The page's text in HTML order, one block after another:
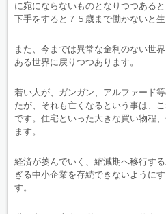
に宛にならないものとなりつつある
下手をすると７５歳まで働かないと
また、今までは異常な金利のない世
ある世界に戻りつつあります。
若い人が、ガンガン、アルファード
たが、それも亡くなるという事は、
です。住宅といった大きな買い物程
ます。
経済が萎んでいく、縮減期へ移行す
ぎる中小企業を存続できないように
す。